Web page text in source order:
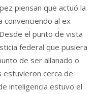
piensan que actuó la
convenciendo al ex
el punto de vista
federal que pusiera
de ser allanado o
estuvieron cerca de
inteligencia estuvo el